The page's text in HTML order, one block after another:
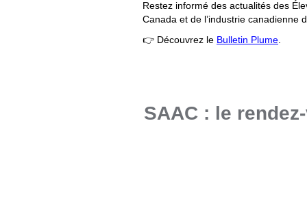
Restez informé des actualités des
Canada et de l’industrie canadienne
👉 Découvrez le Bulletin Plume
SAAC : le